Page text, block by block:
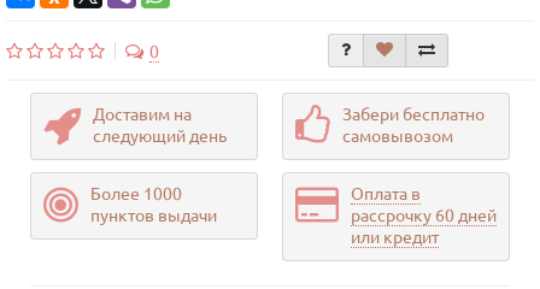
0
Доставим на
следующий день
Забери бесплатно
самовывозом
Более 1000
пунктов выдачи
Оплата в
рассрочку 60 дней
или кредит